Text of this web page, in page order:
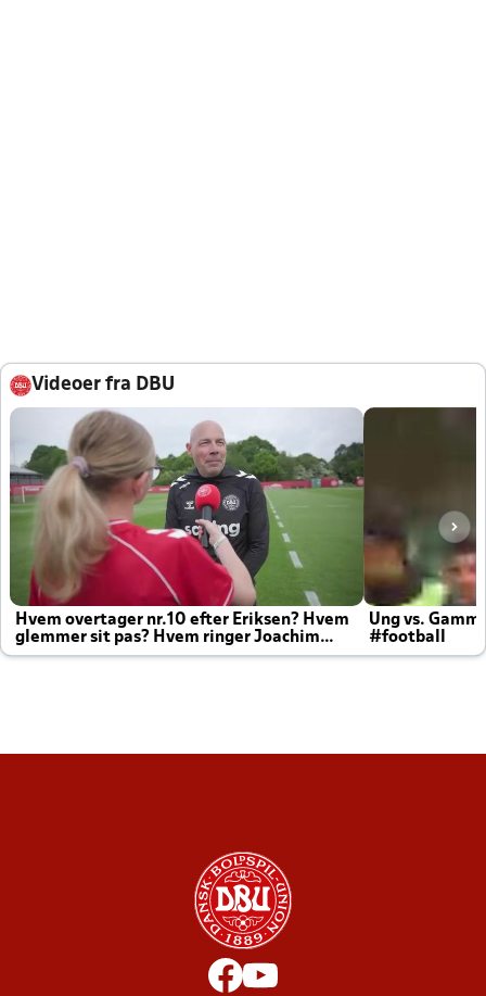
Videoer fra DBU
Hvem overtager nr.10 efter Eriksen? Hvem
glemmer sit pas? Hvem ringer Joachim
altid til efter kampe?
Ung vs.
#football